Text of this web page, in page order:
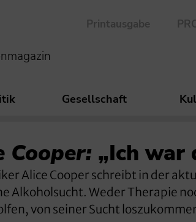
Printausgabe
Gesellschaft
Cooper: „Ich war
Alice Cooper schreibt in der
Alkoholsucht. Weder Therapie
von seiner Sucht